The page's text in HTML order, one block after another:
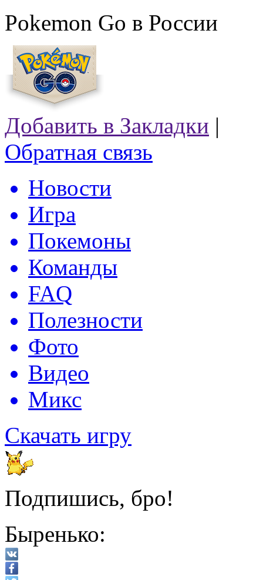
Pokemon Go в России
Добавить в Закладки |
Обратная связь
Новости
Игра
Покемоны
Команды
FAQ
Полезности
Фото
Видео
Микс
Скачать игру
Подпишись, бро!
Быренько: